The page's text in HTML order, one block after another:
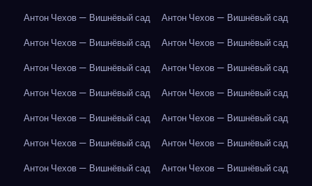
Антон Чехов — Вишнёвый сад
Антон Чехов — Вишнёвый сад
Антон Чехов — Вишнёвый сад
Антон Чехов — Вишнёвый сад
Антон Чехов — Вишнёвый сад
Антон Чехов — Вишнёвый сад
Антон Чехов — Вишнёвый сад
Антон Чехов — Вишнёвый сад
Антон Чехов — Вишнёвый сад
Антон Чехов — Вишнёвый сад
Антон Чехов — Вишнёвый сад
Антон Чехов — Вишнёвый сад
Антон Чехов — Вишнёвый сад
Антон Чехов — Вишнёвый сад